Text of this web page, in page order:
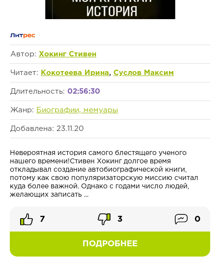
Автор: Хокинг Стивен
Читает: Кокотеева Ирина, Суслов Максим
Длительность: 02:56:30
Жанр: Биографии, мемуары
Добавлена: 23.11.20
Невероятная история самого блестящего ученого
нашего времени!Стивен Хокинг долгое время
откладывал создание автобиографической книги,
потому как свою популяризаторскую миссию считал
куда более важной. Однако с годами число людей,
желающих записать ...
ПОДРОБНЕЕ
7 3 0